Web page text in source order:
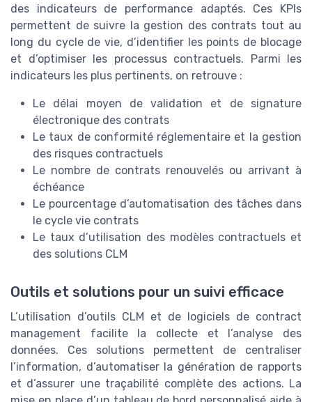
des indicateurs de performance adaptés. Ces KPIs
permettent de suivre la gestion des contrats tout au
long du cycle de vie, d’identifier les points de blocage
et d’optimiser les processus contractuels. Parmi les
indicateurs les plus pertinents, on retrouve :
Le délai moyen de validation et de signature
électronique des contrats
Le taux de conformité réglementaire et la gestion
des risques contractuels
Le nombre de contrats renouvelés ou arrivant à
échéance
Le pourcentage d’automatisation des tâches dans
le cycle vie contrats
Le taux d’utilisation des modèles contractuels et
des solutions CLM
Outils et solutions pour un suivi efficace
L’utilisation d’outils CLM et de logiciels de contract
management facilite la collecte et l’analyse des
données. Ces solutions permettent de centraliser
l’information, d’automatiser la génération de rapports
et d’assurer une traçabilité complète des actions. La